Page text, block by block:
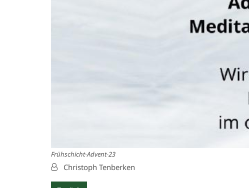
Frühschicht-Advent-23
Von:Christoph Tenberken